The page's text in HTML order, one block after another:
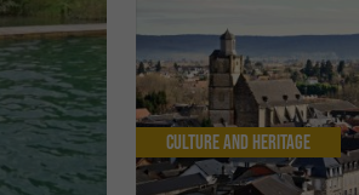
Culture and Heritage